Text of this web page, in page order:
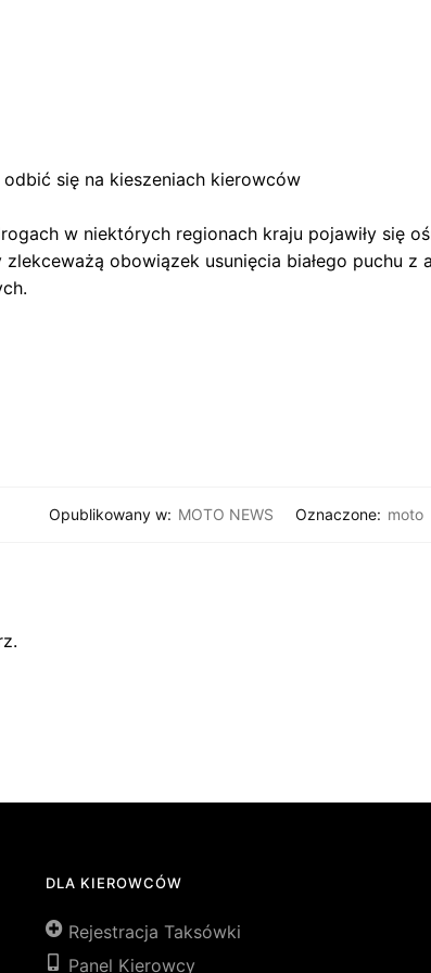
się na kieszeniach kierowców
w niektórych regionach kraju pojawiły się
obowiązek usunięcia białego puchu
Opublikowany w: MOTO NEWS Oznaczone: moto
DLA KIEROWCÓW
Rejestracja Taksówki
Panel Kierowcy